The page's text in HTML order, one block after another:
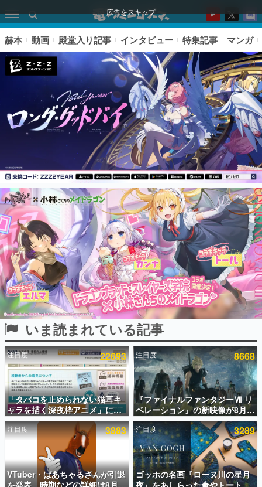
広告をスキップ
ピックアップ
電ファミのいま読まれている記事ランキング
アプリセール情報
インタビュー
連載・特集一覧
殿堂入り記事
SNS拡散数が数千以上！ ページビュー数万以上！ などな
ど。多くの人々に読まれた、電ファミ渾身の“殿堂入り”記
事をまとめました。
ゲームの企画書
名作ゲームクリエイターの方々に製作時のエピソードをお
聞きし、ヒットする企画（ゲーム）とは何か？を探ってい
きます。
赫本
この物語を解いてはいけない。『赫本』は、〈試験問題〉
の形をした短編ホラー小説集です。
新世代に訊く
これからのデジタルゲーム市場を担う若きクリエイター達
赫本 動画 殿堂入り記事 インタビュー 特集記事 マンガ
いま読まれている記事
注目度 22693
「タバコを止められない猫耳キ
ャラを描く深夜枠アニメ」に視
聴者の一部から批判意見。違法
薬物の使用と思しき描写も含め
て、BPOが議論を交わす
注目度 8668
『ファイナルファンタジーⅦ リ
ベレーション』の新映像が8月
26日早朝に公開へ。『FF7』リ
メイクシリーズの完結編、
「gamescom」のオープニング
ナイトライブにてディレクター
の浜口直樹氏が登壇する予定
注目度 3883
VTuber・ばあちゃるさんが引退
を発表。時期などの詳細は8月9
注目度 3289
ゴッホの名画『ローヌ川の星月
夜』をあしらった傘やトートバ